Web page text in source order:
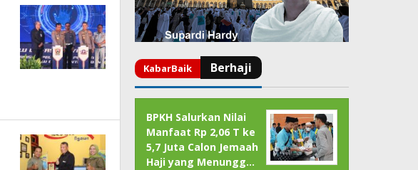
BPKH Salurkan Nilai
Manfaat Rp 2,06 T ke
5,7 Juta Calon Jemaah
Haji yang Menungg…